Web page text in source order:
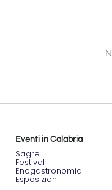
Eventi in Calabria
Sagre
Festival
Enogastronomia
Esposizioni